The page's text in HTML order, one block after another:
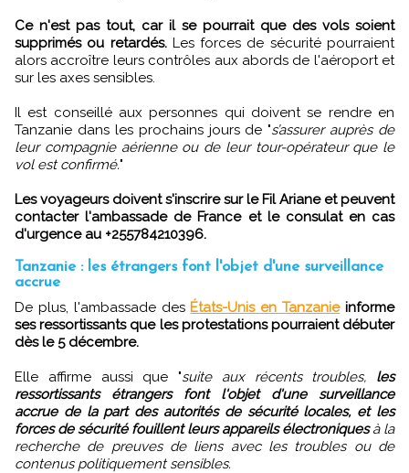
Ce n'est pas tout, car il se pourrait que des vols soient
supprimés ou retardés.Les forces de sécurité pourraient
alors accroître leurs contrôles aux abords de l'aéroport et
sur les axes sensibles.
Il est conseillé aux personnes qui doivent se rendre en
Tanzanie dans les prochains jours de "s’assurer auprès de
leur compagnie aérienne ou de leur tour-opérateur que le
vol est confirmé."
Les voyageurs doivent s'inscrire sur le Fil Ariane et peuvent
contacter l'ambassade de France et le consulat en cas
d'urgence au +255784210396.
Tanzanie : les étrangers font l'objet d'une surveillance
accrue
De plus, l'ambassade des États-Unis en Tanzanie informe
ses ressortissants que les protestations pourraient débuter
dès le 5 décembre.
Elle affirme aussi que "suite aux récents troubles, les
ressortissants étrangers font l'objet d'une surveillance
accrue de la part des autorités de sécurité locales, et les
forces de sécurité fouillent leurs appareils électroniquesà la
recherche de preuves de liens avec les troubles ou de
contenus politiquement sensibles.